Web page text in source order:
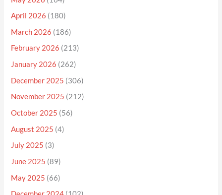
April 2026 (180)
March 2026 (186)
February 2026 (213)
January 2026 (262)
December 2025 (306)
November 2025 (212)
October 2025 (56)
August 2025 (4)
July 2025 (3)
June 2025 (89)
May 2025 (66)